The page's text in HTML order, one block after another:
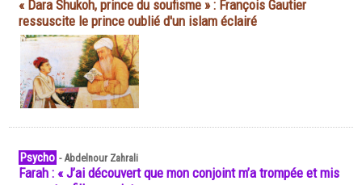
« Dara Shukoh, prince du soufisme » : François Gautier
ressuscite le prince oublié d'un islam éclairé
Psycho -Abdelnour Zahrali
Farah : « J’ai découvert que mon conjoint m’a trompée et mis